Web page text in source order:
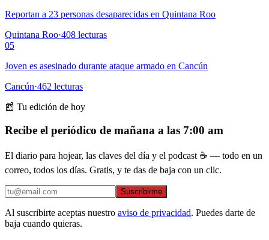
Reportan a 23 personas desaparecidas en Quintana Roo
Quintana Roo·408 lecturas
05
Joven es asesinado durante ataque armado en Cancún
Cancún·462 lecturas
📰 Tu edición de hoy
Recibe el periódico de mañana a las 7:00 am
El diario para hojear, las claves del día y el podcast ☕ — todo en un
correo, todos los días. Gratis, y te das de baja con un clic.
Suscribirme
Al suscribirte aceptas nuestro aviso de privacidad. Puedes darte de
baja cuando quieras.